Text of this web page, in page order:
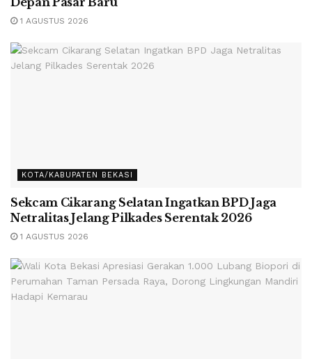
1 AGUSTUS 2026
KOTA/KABUPATEN BEKASI
Sekcam Cikarang Selatan Ingatkan BPD Jaga
Netralitas Jelang Pilkades Serentak 2026
1 AGUSTUS 2026